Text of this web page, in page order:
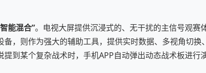
能混合”。电视大屏提供沉浸式的、无干扰的主信号观赛
备，则作为强大的辅助工具，提供实时数据、多视角切换
到某个复杂战术时，手机APP自动弹出动态战术板进行演